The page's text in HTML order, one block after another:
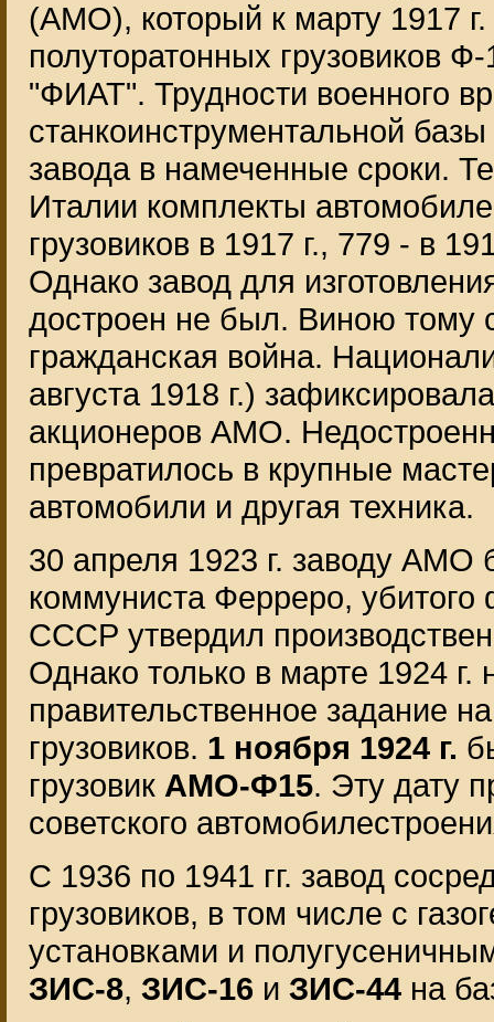
(АМО), который к марту 1917
полуторатонных грузовиков
"ФИАТ". Трудности военного
станкоинструментальной
завода в намеченные сроки.
Италии комплекты
грузовиков в 1917 г., 779 - в
Однако завод для
достроен не был. Виною тому
гражданская война.
августа 1918 г.)
акционеров АМО.
превратилось в крупные
автомобили и другая техника.
30 апреля 1923 г. заводу АМО
коммуниста Ферреро,
СССР утвердил
Однако только в марте 1924 г.
правительственное задание
грузовиков. 1 ноября 1924 г.
грузовик АМО-Ф15. Эту дату
советского
С 1936 по 1941 гг. завод
грузовиков, в том числе с
установками и
ЗИС-8, ЗИС-16 и ЗИС-44 на